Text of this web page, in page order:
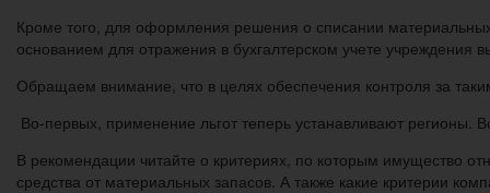
Кроме того, для оформления решения о списании
основанием для отражения в бухгалтерском учете учреждения
Обращаем внимание, что в целях обеспечения контроля за
Во-первых, применение льгот теперь устанавливают регионы.
В рекомендации читайте о критериях, по которым имущество
средства от материальных запасов. А также какие критерии